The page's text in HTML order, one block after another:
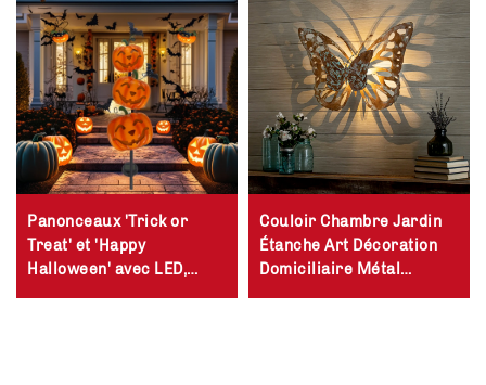
Panonceaux 'Trick or
Treat' et 'Happy
Halloween' avec LED,
Couloir Chambre Jardin
Étanche Art Décoration
Domiciliaire Métal